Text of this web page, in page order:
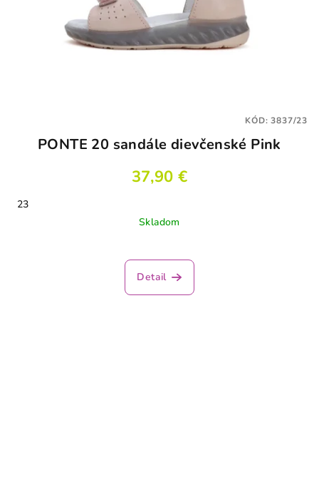
PONTE 20 sandále dievčenské Pink
37,90 €
23
Skladom
Detail
KÓD:3837/23